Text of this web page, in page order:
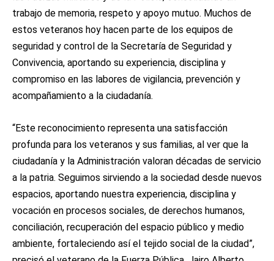
trabajo de memoria, respeto y apoyo mutuo. Muchos de
estos veteranos hoy hacen parte de los equipos de
seguridad y control de la Secretaría de Seguridad y
Convivencia, aportando su experiencia, disciplina y
compromiso en las labores de vigilancia, prevención y
acompañamiento a la ciudadanía.
“Este reconocimiento representa una satisfacción
profunda para los veteranos y sus familias, al ver que la
ciudadanía y la Administración valoran décadas de servicio
a la patria. Seguimos sirviendo a la sociedad desde nuevos
espacios, aportando nuestra experiencia, disciplina y
vocación en procesos sociales, de derechos humanos,
conciliación, recuperación del espacio público y medio
ambiente, fortaleciendo así el tejido social de la ciudad”,